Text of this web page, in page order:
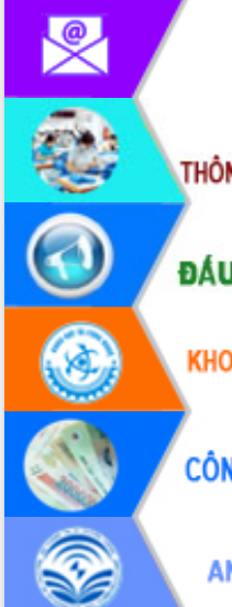
Đắk Lắk đẩy mạnh nuôi biển công
nghệ, hướng tới phát triển thủy sản
bền vững
Tập huấn nâng cao năng lực triển khai
chuyển đổi số cho cán bộ, công chức
cấp xã
Đắk Lắk phát động hưởng ứng Ngày
Quyền của người tiêu dùng Việt Nam
2026
Đẩy mạnh cải cách hành chính, quyết
tâm đạt được mục tiêu tăng trưởng
hai con số trong năm 2026
Tổ chức trang trọng Lễ hội Đền thờ
Lương Văn Chánh năm 2026
Phó Bí thư Tỉnh ủy Đắk Lắk Đỗ Hữu
Huy giữ chức Bí thư Đảng ủy Ủy Ban
Nhân dân tỉnh
Bệnh án điện tử thúc đẩy chuyển đổi
số y tế tại Đắk Lắk
Chuyển đổi số thư viện: Mở rộng
không gian tri thức trong thời đại số
Đánh giá, rút kinh nghiệm công tác tổ
chức diễn tập trước ngày bầu cử
Chương trình “Gặp gỡ hữu nghị –
Friendship Meeting New Year 2026”